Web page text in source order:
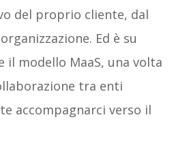
del proprio cliente, dal
Ed è su
il modello MaaS, una volta
tra enti
accompagnarci verso il